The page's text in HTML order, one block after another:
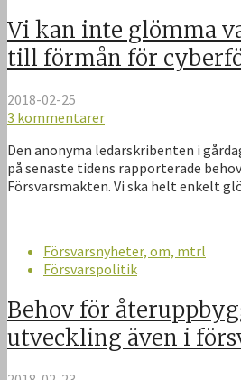
Vi kan inte glömma
till förmån för
2018-02-25
3 kommentarer
Den anonyma ledarskribenten i
på senaste tidens rapporterade
Försvarsmakten. Vi ska helt enkelt
Försvarsnyheter, om, mtrl
Försvarspolitik
Behov för
utveckling även i